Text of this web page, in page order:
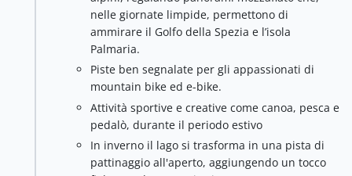
nelle giornate limpide, permettono di
ammirare il Golfo della Spezia e l’isola
Palmaria.
Piste ben segnalate per gli appassionati di
mountain bike ed e-bike.
Attività sportive e creative come canoa, pesca e
pedalò, durante il periodo estivo
In inverno il lago si trasforma in una pista di
pattinaggio all'aperto, aggiungendo un tocco